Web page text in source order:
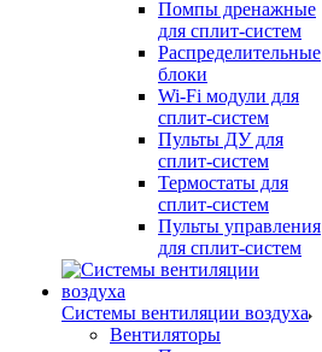
Помпы дренажные
для сплит-систем
Распределительные
блоки
Wi-Fi модули для
сплит-систем
Пульты ДУ для
сплит-систем
Термостаты для
сплит-систем
Пульты управления
для сплит-систем
Системы вентиляции воздуха
Вентиляторы